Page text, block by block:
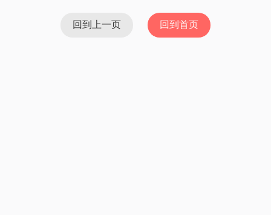
回到上一页 回到首页